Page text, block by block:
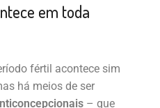
em toda
fértil acontece sim
há meios de ser
– que